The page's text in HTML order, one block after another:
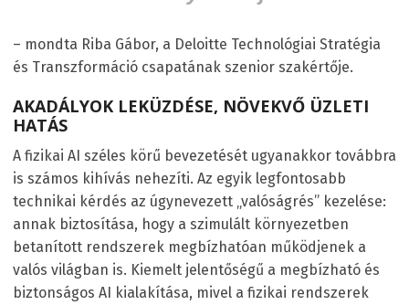
– mondta Riba Gábor, a Deloitte Technológiai Stratégia
és Transzformáció csapatának szenior szakértője.
AKADÁLYOK LEKÜZDÉSE, NÖVEKVŐ ÜZLETI
HATÁS
A fizikai AI széles körű bevezetését ugyanakkor továbbra
is számos kihívás nehezíti. Az egyik legfontosabb
technikai kérdés az úgynevezett „valóságrés” kezelése:
annak biztosítása, hogy a szimulált környezetben
betanított rendszerek megbízhatóan működjenek a
valós világban is. Kiemelt jelentőségű a megbízható és
biztonságos AI kialakítása, mivel a fizikai rendszerek